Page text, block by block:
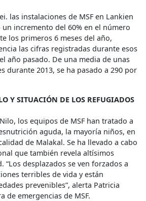
las instalaciones de MSF en Lankien
incremento del 60% en el número
los primeros 6 meses del año,
las cifras registradas durante esos
año pasado. De una media de unas
durante 2013, se ha pasado a 290 por
Y SITUACIÓN DE LOS REFUGIADOS
los equipos de MSF han tratado a
aguda, la mayoría niños, en
de Malakal. Se ha llevado a cabo
que también revela altísimos
“Los desplazados se ven forzados a
terribles de vida y están
prevenibles”, alerta Patricia
de emergencias de MSF.